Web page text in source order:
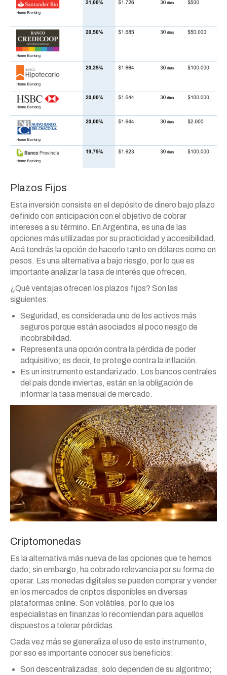
Plazos Fijos
Esta inversión consiste en el depósito de dinero bajo plazo
definido con anticipación con el objetivo de cobrar
intereses a su término. En Argentina, es una de las
opciones más utilizadas por su practicidad y accesibilidad.
Acá tendrás la opción de hacerlo tanto en dólares como en
pesos. Es una alternativa a bajo riesgo, por lo que es
importante analizar la tasa de interés que ofrecen.
¿Qué ventajas ofrecen los plazos fijos? Son las
siguientes:
Seguridad, es considerada uno de los activos más
seguros porque están asociados al poco riesgo de
incobrabilidad.
Representa una opción contra la pérdida de poder
adquisitivo; es decir, te protege contra la inflación.
Es un instrumento estandarizado. Los bancos centrales
del país donde inviertas, están en la obligación de
informar la tasa mensual de mercado.
Criptomonedas
Es la alternativa más nueva de las opciones que te hemos
dado; sin embargo, ha cobrado relevancia por su forma de
operar. Las monedas digitales se pueden comprar y vender
en los mercados de criptos disponibles en diversas
plataformas online. Son volátiles, por lo que los
especialistas en finanzas lo recomiendan para aquellos
dispuestos a tolerar pérdidas.
Cada vez más se generaliza el uso de este instrumento,
por eso es importante conocer sus beneficios:
Son descentralizadas, solo dependen de su algoritmo;